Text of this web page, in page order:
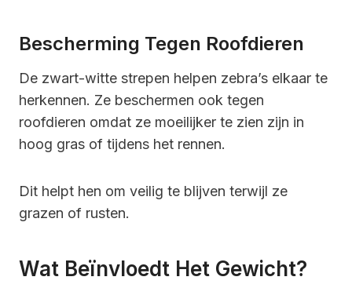
Bescherming Tegen Roofdieren
De zwart-witte strepen helpen zebra’s elkaar te
herkennen. Ze beschermen ook tegen
roofdieren omdat ze moeilijker te zien zijn in
hoog gras of tijdens het rennen.
Dit helpt hen om veilig te blijven terwijl ze
grazen of rusten.
Wat Beïnvloedt Het Gewicht?